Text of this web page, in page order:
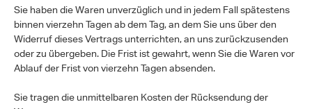
Sie haben die Waren unverzüglich und in jedem Fall spätestens
binnen vierzehn Tagen ab dem Tag, an dem Sie uns über den
Widerruf dieses Vertrags unterrichten, an uns zurückzusenden
oder zu übergeben. Die Frist ist gewahrt, wenn Sie die Waren vor
Ablauf der Frist von vierzehn Tagen absenden.
Sie tragen die unmittelbaren Kosten der Rücksendung der